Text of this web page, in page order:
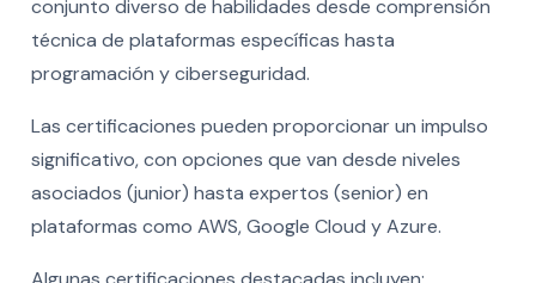
conjunto diverso de habilidades desde comprensión
técnica de plataformas específicas hasta
programación y ciberseguridad.
Las certificaciones pueden proporcionar un impulso
significativo, con opciones que van desde niveles
asociados (junior) hasta expertos (senior) en
plataformas como AWS, Google Cloud y Azure.